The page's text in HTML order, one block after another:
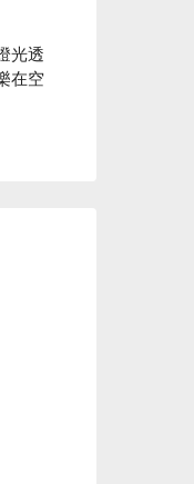
光透
在空
，